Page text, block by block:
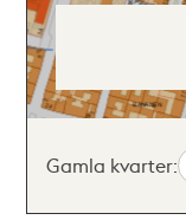
Gamla kvarter: